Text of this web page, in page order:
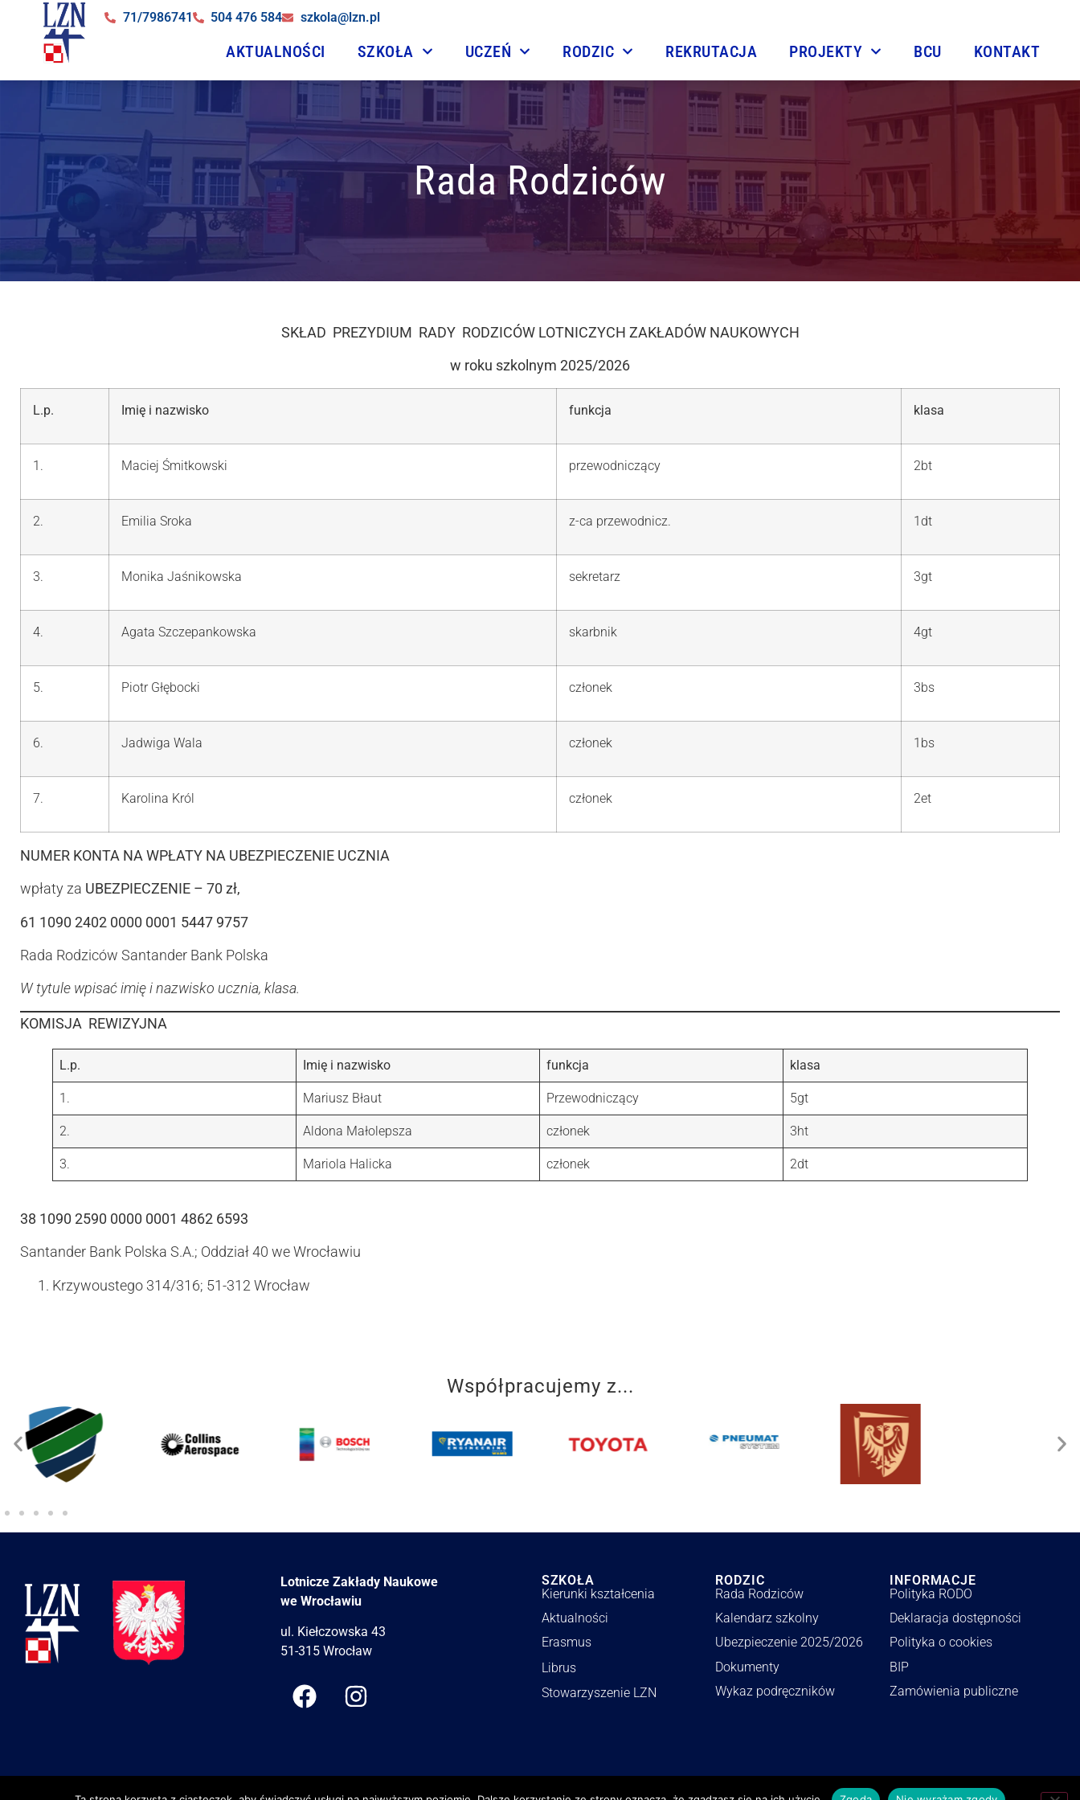
71/7986741 504 476 584 szkola@lzn.pl
AKTUALNOŚCI SZKOŁA UCZEŃ RODZIC REKRUTACJA PROJEKTY BCU KONTAKT
Rada Rodziców
SKŁAD PREZYDIUM RADY RODZICÓW LOTNICZYCH ZAKŁADÓW NAUKOWYCH
w roku szkolnym 2025/2026
L.p. Imię i nazwisko funkcja klasa
1. Maciej Śmitkowski przewodniczący 2bt
2. Emilia Sroka z-ca przewodnicz. 1dt
3. Monika Jaśnikowska sekretarz 3gt
4. Agata Szczepankowska skarbnik 4gt
5. Piotr Głębocki członek 3bs
6. Jadwiga Wala członek 1bs
7. Karolina Król członek 2et
NUMER KONTA NA WPŁATY NA UBEZPIECZENIE UCZNIA
wpłaty za UBEZPIECZENIE – 70 zł,
61 1090 2402 0000 0001 5447 9757
Rada Rodziców Santander Bank Polska
W tytule wpisać imię i nazwisko ucznia, klasa.
KOMISJA REWIZYJNA
L.p. Imię i nazwisko funkcja klasa
1. Mariusz Błaut Przewodniczący 5gt
2. Aldona Małolepsza członek 3ht
3. Mariola Halicka członek 2dt
38 1090 2590 0000 0001 4862 6593
Santander Bank Polska S.A.; Oddział 40 we Wrocławiu
Krzywoustego 314/316; 51-312 Wrocław
Współpracujemy z...
Lotnicze Zakłady Naukowe
we Wrocławiu
ul. Kiełczowska 43
51-315 Wrocław
SZKOŁA
Kierunki kształcenia
Aktualności
Erasmus
Librus
Stowarzyszenie LZN
RODZIC
Rada Rodziców
Kalendarz szkolny
Ubezpieczenie 2025/2026
Dokumenty
Wykaz podręczników
INFORMACJE
Polityka RODO
Deklaracja dostępności
Polityka o cookies
BIP
Zamówienia publiczne